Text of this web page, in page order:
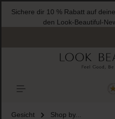
springen
Sichere dir 10 % Rabatt auf
den Look-Beautiful-
Gesicht Shop by...